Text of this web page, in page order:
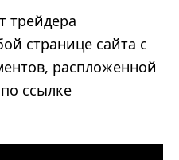
трейдера
странице сайта с
распложенной
ссылке